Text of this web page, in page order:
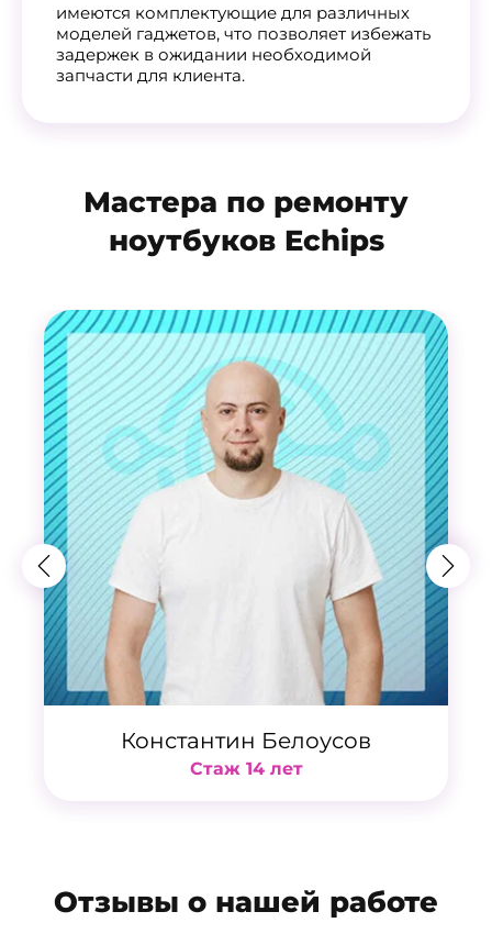
имеются комплектующие для различных
моделей гаджетов, что позволяет избежать
задержек в ожидании необходимой
запчасти для клиента.
Мастера по ремонту
ноутбуков Echips
Константин Белоусов
Стаж 14 лет
Отзывы о нашей работе